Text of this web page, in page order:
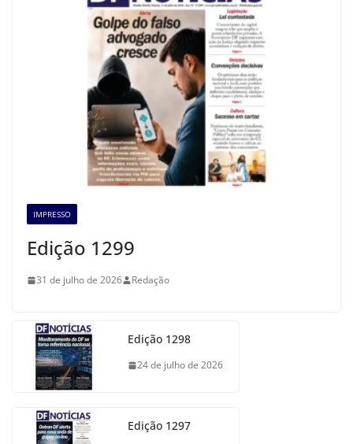
IMPRESSO
Edição 1299
31 de julho de 2026 Redação
Edição 1298
24 de julho de 2026
Edição 1297